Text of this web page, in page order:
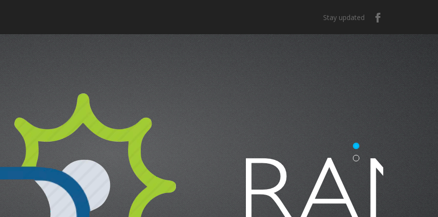
Stay updated
es el mejor calentador solar de México